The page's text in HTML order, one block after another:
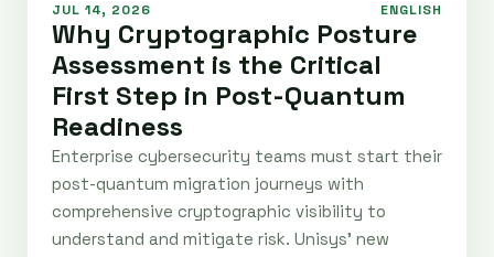
JUL 14, 2026 ENGLISH
Why Cryptographic Posture
Assessment is the Critical
First Step in Post-Quantum
Readiness
Enterprise cybersecurity teams must start their
post-quantum migration journeys with
comprehensive cryptographic visibility to
understand and mitigate risk. Unisys' new